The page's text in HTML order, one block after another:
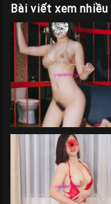
Bài viết xem nhiều